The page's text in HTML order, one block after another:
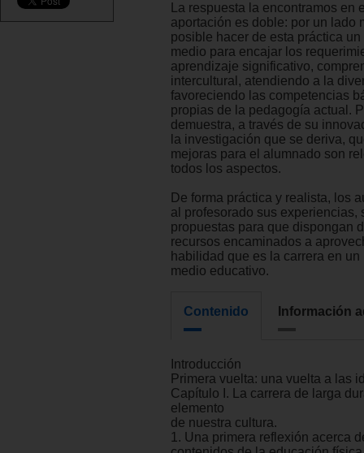
La respuesta la encontramos en
aportación es doble: por un lado
posible hacer de esta práctica
medio para encajar los
aprendizaje significativo,
intercultural, atendiendo a la
favoreciendo las competencias
propias de la pedagogía actual.
demuestra, a través de su
la investigación que se deriva,
mejoras para el alumnado son
todos los aspectos.
De forma práctica y realista, los
al profesorado sus experiencias,
propuestas para que dispongan
recursos encaminados a
habilidad que es la carrera en
medio educativo.
Contenido Información
Introducción
Primera vuelta: una vuelta a las
Capítulo I. La carrera de larga
elemento
de nuestra cultura.
1. Una primera reflexión acerca